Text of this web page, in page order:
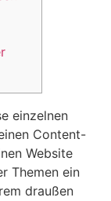
einzelnen
Content-
Website
Themen ein
draußen